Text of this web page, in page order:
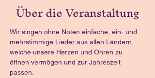
Über die Veranstaltung
Wir singen ohne Noten einfache, ein- und
mehrstimmige Lieder aus allen Ländern,
welche unsere Herzen und Ohren zu
öffnen vermögen und zur Jahreszeit
passen.